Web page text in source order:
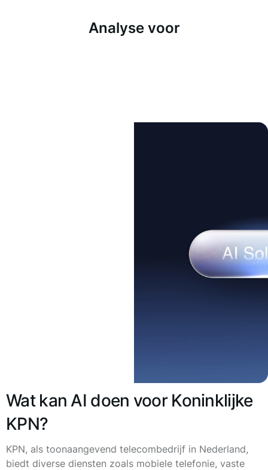
Analyse voor
Wat kan AI doen voor Koninklijke
KPN?
KPN, als toonaangevend telecombedrijf in Nederland,
biedt diverse diensten zoals mobiele telefonie, vaste